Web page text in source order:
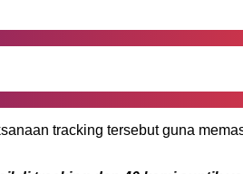
tracking tersebut guna